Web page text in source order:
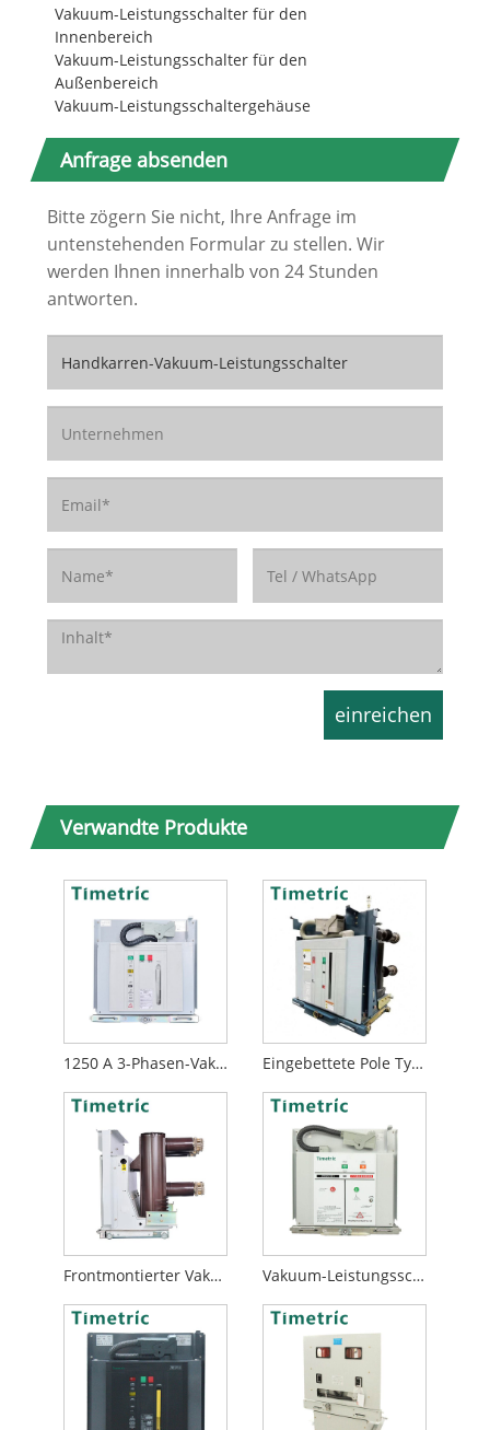
Vakuum-Leistungsschalter für den
Innenbereich
Vakuum-Leistungsschalter für den
Außenbereich
Vakuum-Leistungsschaltergehäuse
Anfrage absenden
Bitte zögern Sie nicht, Ihre Anfrage im
untenstehenden Formular zu stellen. Wir
werden Ihnen innerhalb von 24 Stunden
antworten.
Verwandte Produkte
1250 A 3-Phasen-Vakuum-Leistungsschalter Eingebettete Pole Typ VCB
Frontmontierter Vakuum-Leistungsschalter Vakuum-Leistungsschalter 12kv